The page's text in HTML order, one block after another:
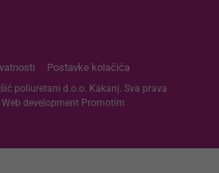
Postavke kolačića
poliuretani d.o.o. Kakanj. Sva prava
development Promotim